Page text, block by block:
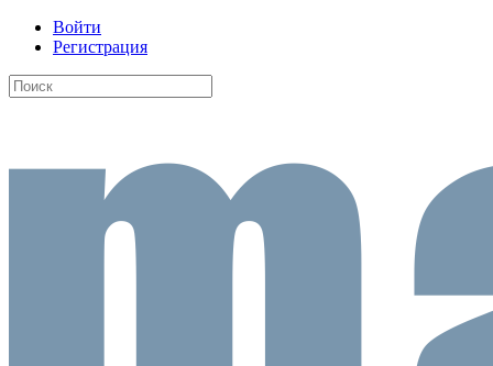
Войти
Регистрация